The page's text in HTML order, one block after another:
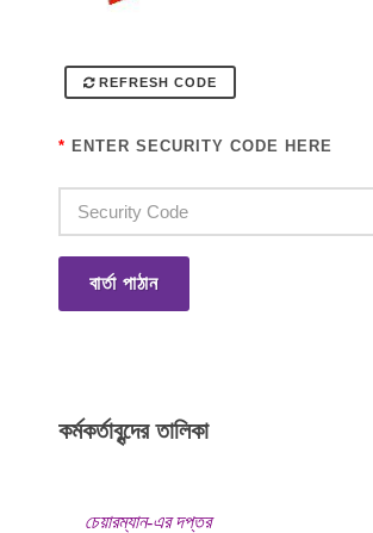
REFRESH CODE
* ENTER SECURITY CODE HERE
বার্তা পাঠান
কর্মকর্তাবৃন্দের তালিকা
চেয়ারম্যান-এর দপ্তর